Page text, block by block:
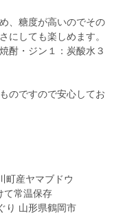
糖度が高いのでその
にしても楽しめます。
・ジン１：炭酸水３
のですので安心してお
町産ヤマブドウ
て常温保存
り 山形県鶴岡市